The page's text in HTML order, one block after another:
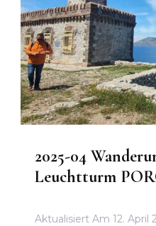
2025-04
Leuchtturm
Aktualisiert Am 12. April